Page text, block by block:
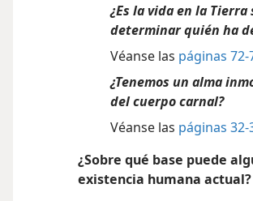
¿Es la vida en la
determinar quién ha
Véanse las páginas
¿Tenemos un alma
del cuerpo carnal?
Véanse las páginas
¿Sobre qué base puede
existencia humana actual?